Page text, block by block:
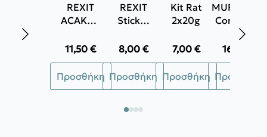
REXIT
ACAKOR
11,50€
Προσθήκη
REXIT
Sticker
8,00 €
Προσθήκη
Kit Rat
2x20g
7,00 €
Προσθήκη
MURIBROM
Consumer
1.5Kg
16,50
Προσθήκη